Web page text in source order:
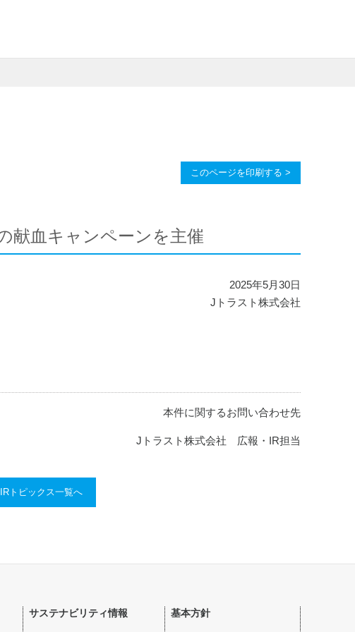
このページを印刷する >
献血キャンペーンを主催
2025年5月30日
Jトラスト株式会社
本件に関するお問い合わせ先
Jトラスト株式会社 広報・IR担当
トピックス一覧へ
サステナビリティ情報 基本方針